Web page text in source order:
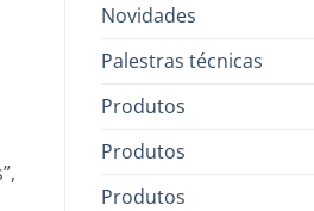
Novidades
Palestras técnicas
Produtos
Produtos
Produtos